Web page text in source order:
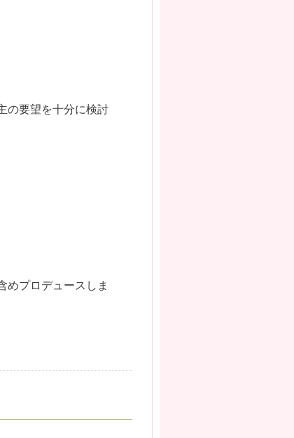
の要望を十分に検討
めプロデュースしま